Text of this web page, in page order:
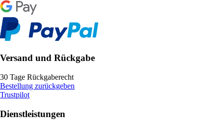
Versand und Rückgabe
30 Tage Rückgaberecht
Bestellung zurückgeben
Trustpilot
Dienstleistungen